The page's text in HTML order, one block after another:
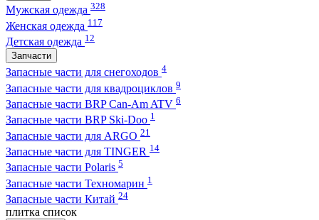
Мужская одежда 328
Женская одежда 117
Детская одежда 12
Запчасти
Запасные части для снегоходов 4
Запасные части для квадроциклов 9
Запасные части BRP Can-Am ATV 6
Запасные части BRP Ski-Doo 1
Запасные части для ARGO 21
Запасные части для TINGER 14
Запасные части Polaris 5
Запасные части Техномарин 1
Запасные части Китай 24
плитка список